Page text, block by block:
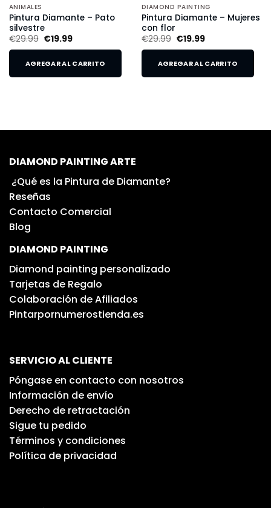
ANIMALES
Pintura Diamante – Pato
silvestre
€29.99 €19.99
AGREGAR AL CARRITO
DIAMOND PAINTING
Pintura Diamante – Mujeres
con flor
€29.99 €19.99
AGREGAR AL CARRITO
DIAMOND PAINTING ARTE
¿Qué es la Pintura de Diamante?
Reseñas
Contacto Comercial
Blog
DIAMOND PAINTING
Diamond painting personalizado
Tarjetas de Regalo
Colaboración de Afiliados
Pintarpornumerostienda.es
SERVICIO AL CLIENTE
Póngase en contacto con nosotros
Información de envío
Derecho de retractación
Sigue tu pedido
Términos y condiciones
Política de privacidad